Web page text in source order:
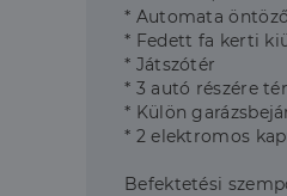
* Automata
* Fedett fa kerti
* Játszótér
* 3 autó részére
* Külön
* 2 elektromos
Befektetési